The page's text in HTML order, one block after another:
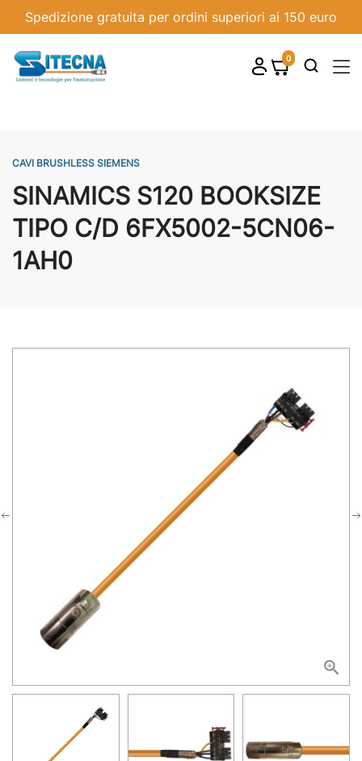
Spedizione gratuita per ordini superiori ai 150 euro
 shopping_cart0
CAVI BRUSHLESS SIEMENS
SINAMICS S120 BOOKSIZE
TIPO C/D 6FX5002-5CN06-
1AH0